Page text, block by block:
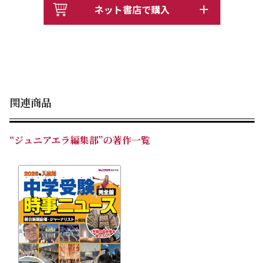
と理解して背景を解説できたりする力が必要です。この本
はそんな力を養うために最適です。ぜひ親子でこの本を見
試験本番までの過ごし方、緊張のほぐし方など多彩なテー
マで話しています。受験生の参考になること間違いなしで
す！
さらに、この本は、中学受験を目前に控える小学6年生だ
けに役立つわけではありません。時事問題に興味を持ち始
めた子どもたちすべてに最適です。マンガやイラストが満
載なので楽しく学ぶことができます。ぜひご活用くださ
い。
ネット書店で購入
関連商品
“ジュニアエラ編集部”の著作一覧